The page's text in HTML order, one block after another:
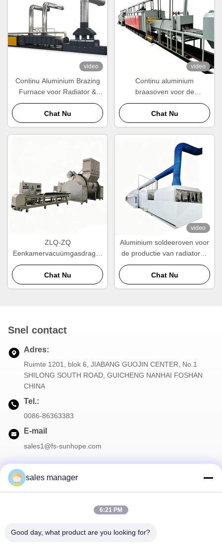
video
Continu Aluminium Brazing
Furnace voor Radiator &
Condenser Manufacturing
Chat Nu
video
Continu aluminium
braasoven voor de
vervaardiging van
radiatoren, condensatoren
en warmtewisselaars
Chat Nu
ZLQ-ZQ
Eenkamervacuümgasdrager
Aluminium soldeeroven
Energiebesparende snelle
cyclus
Chat Nu
video
Aluminium soldeeroven voor
de productie van radiatoren
en warmtewisselaars
Chat Nu
Snel contact
Adres:
Ruimte 1201, blok 6, JIABANG GUOJIN CENTER, No.1
SHILONG SOUTH ROAD, GUICHENG NANHAI FOSHAN
CHINA
Tel.:
0086-86363383
E-mail
sales1@fs-sunhope.com
sales manager
6:21 PM
Good day, what product are you looking for?